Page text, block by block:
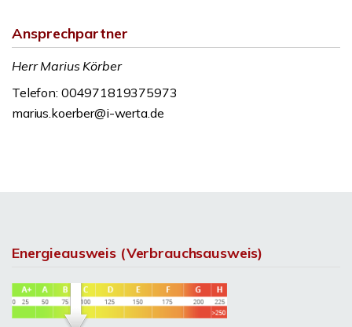
Ansprechpartner
Herr Marius Körber
Telefon: 004971819375973
marius.koerber@i-werta.de
Energieausweis (Verbrauchsausweis)